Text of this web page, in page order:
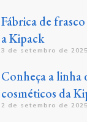
Fábrica de
a Kipack
3 de setembro de 2025
Conheça a linha
cosméticos da
2 de setembro de 2025